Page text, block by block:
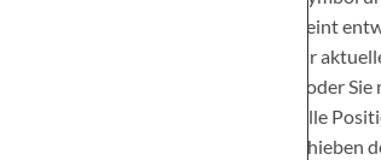
erscheint
der Ihr
trägt oder
aktuelle
Verschieben